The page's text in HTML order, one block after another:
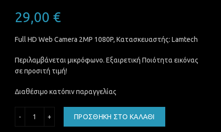
29,00 €
Full HD Web Camera 2MP 1080P, Κατασκευαστής: Lamtech
Περιλαμβάνεται μικρόφωνο. Εξαιρετική Ποιότητα εικόνας
σε προσιτή τιμή!
Διαθέσιμο κατόπιν παραγγελίας
ΠΡΟΣΘΉΚΗ ΣΤΟ ΚΑΛΆΘΙ